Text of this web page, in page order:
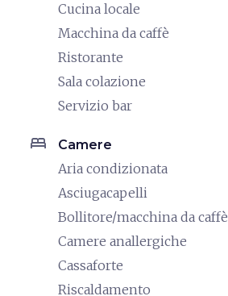
Cucina locale
Macchina da caffè
Ristorante
Sala colazione
Servizio bar
bed Camere
Aria condizionata
Asciugacapelli
Bollitore/macchina da caffè
Camere anallergiche
Cassaforte
Riscaldamento